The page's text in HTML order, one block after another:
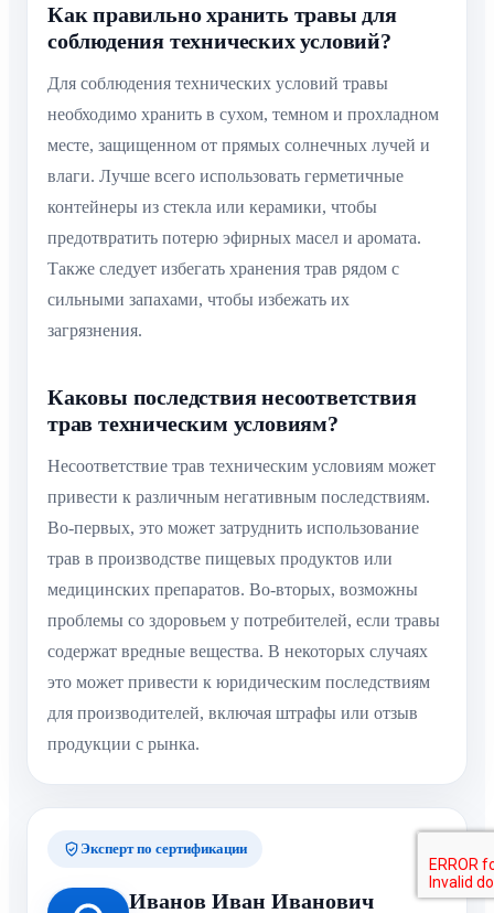
Как правильно хранить травы для
соблюдения технических условий?
Для соблюдения технических условий травы
необходимо хранить в сухом, темном и прохладном
месте, защищенном от прямых солнечных лучей и
влаги. Лучше всего использовать герметичные
контейнеры из стекла или керамики, чтобы
предотвратить потерю эфирных масел и аромата.
Также следует избегать хранения трав рядом с
сильными запахами, чтобы избежать их
загрязнения.
Каковы последствия несоответствия
трав техническим условиям?
Несоответствие трав техническим условиям может
привести к различным негативным последствиям.
Во-первых, это может затруднить использование
трав в производстве пищевых продуктов или
медицинских препаратов. Во-вторых, возможны
проблемы со здоровьем у потребителей, если травы
содержат вредные вещества. В некоторых случаях
это может привести к юридическим последствиям
для производителей, включая штрафы или отзыв
продукции с рынка.
Эксперт по сертификации
Иванов Иван Иванович